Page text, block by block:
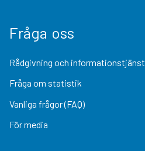
Fråga oss
Rådgivning och informationstjänst
Fråga om statistik
Vanliga frågor (FAQ)
För media